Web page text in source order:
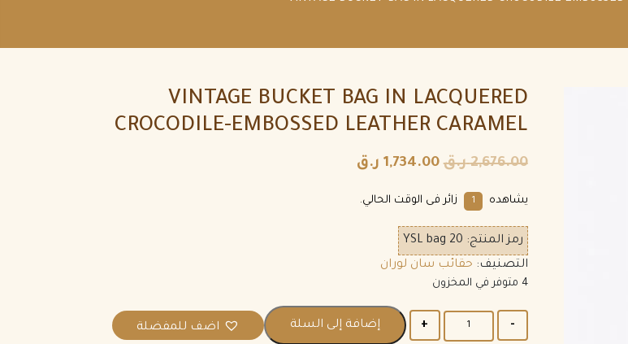
VINTAGE BUCKET BAG IN LACQUERED
CROCODILE-EMBOSSED LEATHER CARAMEL
2,676.00 ر.ق 1,734.00 ر.ق
يشاهده 1 زائر فى الوقت الحالي.
رمز المنتج: YSL bag 20
التصنيف: حقائب سان لوران
4 متوفر في المخزون
إضافة إلى السلة اضف للمفضلة